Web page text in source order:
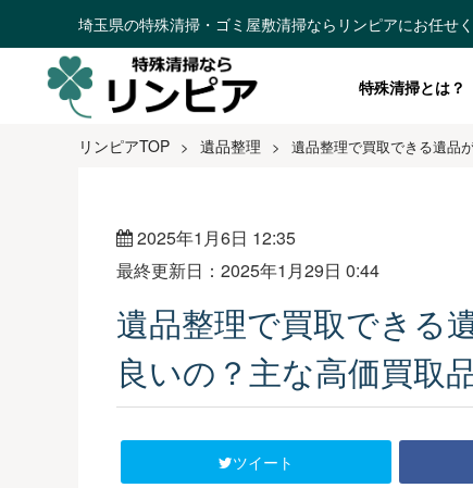
埼玉県の特殊清掃・ゴミ屋敷清掃ならリンピアにお任せ
特殊清掃とは？
リンピアTOP > 遺品整理 > 遺品整理で買取できる遺品
2025年1月6日 12:35
最終更新日：2025年1月29日 0:44
遺品整理で買取できる
良いの？主な高価買取
ツイート